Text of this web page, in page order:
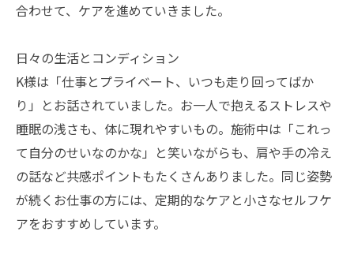
合わせて、ケアを進めていきました。
日々の生活とコンディション
K様は「仕事とプライベート、いつも走り回ってばか
り」とお話されていました。お一人で抱えるストレスや
睡眠の浅さも、体に現れやすいもの。施術中は「これっ
て自分のせいなのかな」と笑いながらも、肩や手の冷え
の話など共感ポイントもたくさんありました。同じ姿勢
が続くお仕事の方には、定期的なケアと小さなセルフケ
アをおすすめしています。